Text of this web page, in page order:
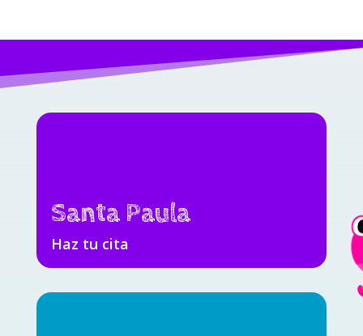
Santa Paula
Haz tu cita